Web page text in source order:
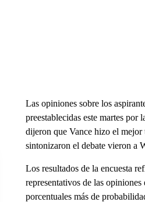
Las opiniones sobre los
preestablecidas este martes por
dijeron que Vance hizo el mejor
sintonizaron el debate vieron a
Los resultados de la encuesta
representativos de las
porcentuales más de